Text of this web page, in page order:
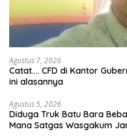
Agustus 7, 2026
Catat…. CFD di Kantor
ini alasannya
Agustus 5, 2026
Diduga Truk Batu Bara
Mana Satgas Wasgakum